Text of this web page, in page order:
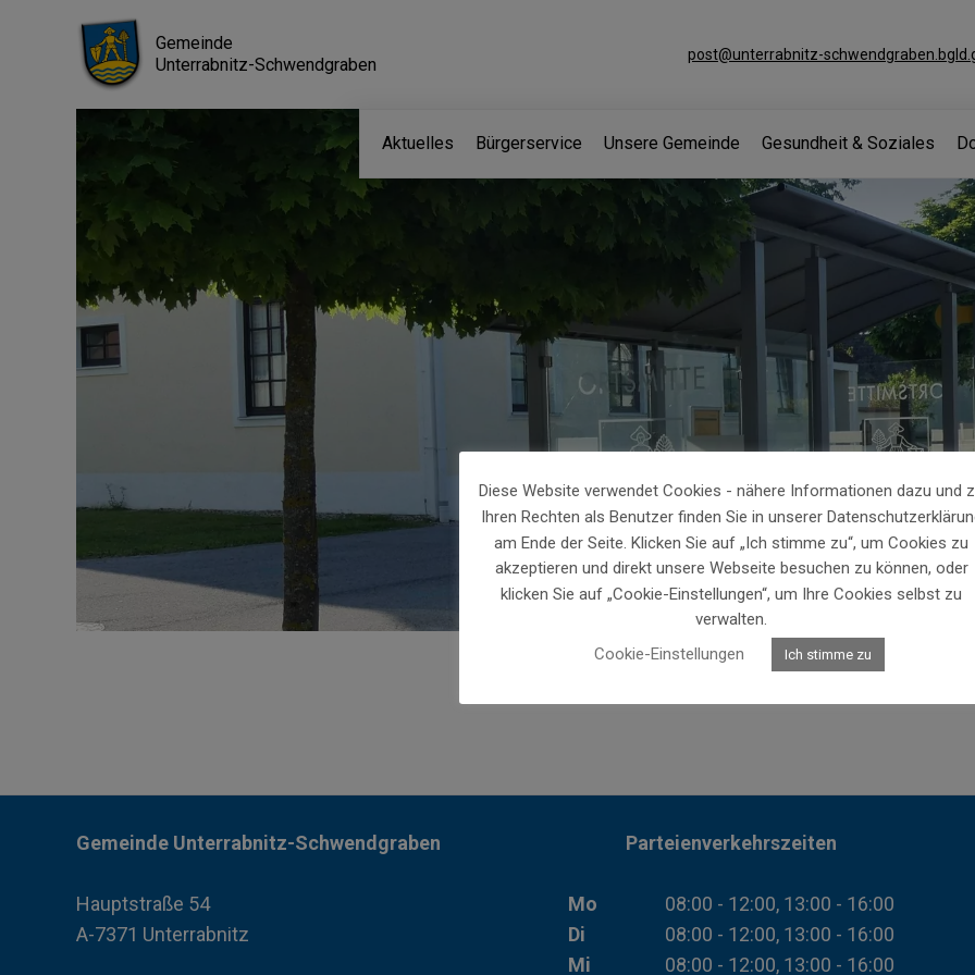
Gemeinde
Unterrabnitz-Schwendgraben
post@unterrabnitz-
Aktuelles Bürgerservice Unsere Gemeinde Gesundheit & Soziales
Gemeinde Unterrabnitz-Schwendgraben
Hauptstraße 54
A-7371 Unterrabnitz
Parteienverkehrszeiten
Mo
08:00 - 12:00, 13:00 - 16:00
Di
08:00 - 12:00, 13:00 - 16:00
Mi
08:00 - 12:00, 13:00 - 16:00
Diese Website verwendet Cookies - nähere Informationen dazu und
Ihren Rechten als Benutzer finden Sie in unserer
am Ende der Seite. Klicken Sie auf „Ich stimme zu“, um Cookies zu
akzeptieren und direkt unsere Webseite besuchen zu können, oder
klicken Sie auf „Cookie-Einstellungen“, um Ihre Cookies selbst zu
verwalten.
Cookie-Einstellungen
Ich stimme zu